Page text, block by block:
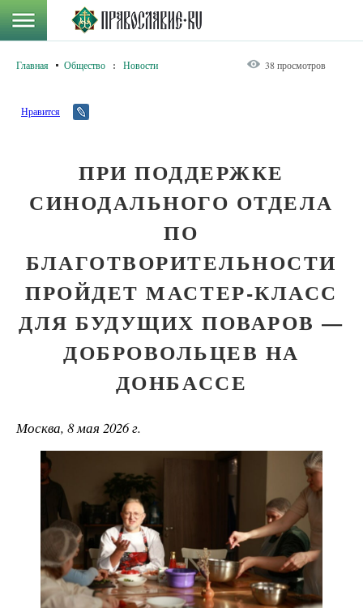
Главная Общество : Новости 38 просмотров
Нравится
ПРИ ПОДДЕРЖКЕ
СИНОДАЛЬНОГО ОТДЕЛА
ПО
БЛАГОТВОРИТЕЛЬНОСТИ
ПРОЙДЕТ МАСТЕР-КЛАСС
ДЛЯ БУДУЩИХ ПОВАРОВ —
ДОБРОВОЛЬЦЕВ НА
ДОНБАССЕ
Москва, 8 мая 2026 г.